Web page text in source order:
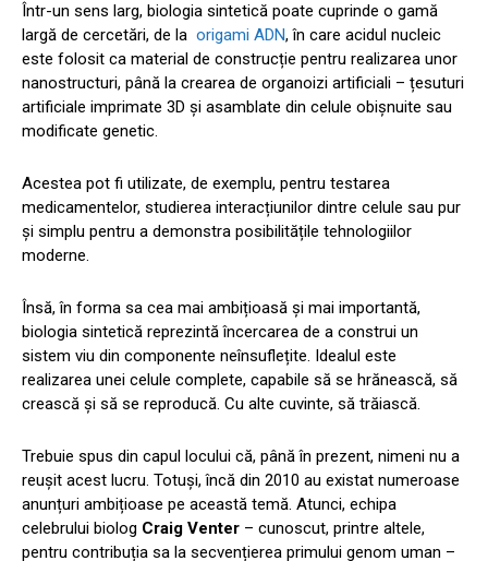
Într-un sens larg, biologia sintetică poate cuprinde o gamă
largă de cercetări, de la origami ADN, în care acidul nucleic
este folosit ca material de construcție pentru realizarea unor
nanostructuri, până la crearea de organoizi artificiali – țesuturi
artificiale imprimate 3D și asamblate din celule obișnuite sau
modificate genetic.
Acestea pot fi utilizate, de exemplu, pentru testarea
medicamentelor, studierea interacțiunilor dintre celule sau pur
și simplu pentru a demonstra posibilitățile tehnologiilor
moderne.
Însă, în forma sa cea mai ambițioasă și mai importantă,
biologia sintetică reprezintă încercarea de a construi un
sistem viu din componente neînsuflețite. Idealul este
realizarea unei celule complete, capabile să se hrănească, să
crească și să se reproducă. Cu alte cuvinte, să trăiască.
Trebuie spus din capul locului că, până în prezent, nimeni nu a
reușit acest lucru. Totuși, încă din 2010 au existat numeroase
anunțuri ambițioase pe această temă. Atunci, echipa
celebrului biolog Craig Venter – cunoscut, printre altele,
pentru contribuția sa la secvențierea primului genom uman –